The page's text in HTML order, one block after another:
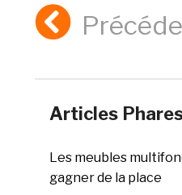
Articles
Les meubles
gagner de la place